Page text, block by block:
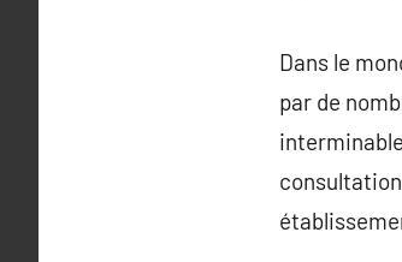
Dans le
par de